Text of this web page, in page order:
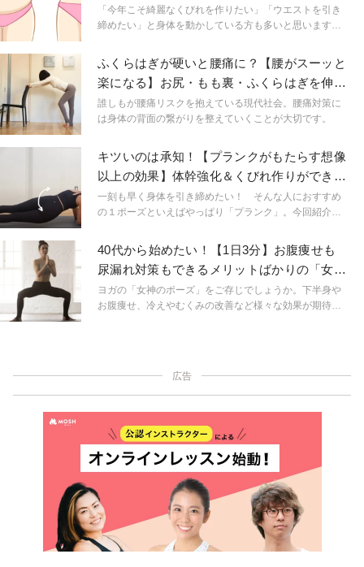
か？
ズ
「今年こそ綺麗なくびれを作りたい」「ウエストを引き
締めたい」と身体を動かしている方も多いと思います。
ニングばかりしていませんか？実は「内もも」を意識し
て使うことでより綺麗に引き締まったくびれが作れま
す。
ふくらはぎが硬いと腰痛に？【腰がスーッと
楽になる】お尻・もも裏・ふくらはぎを伸ば
す足踏みエクサ
誰しもが腰痛リスクを抱えている現代社会。腰痛対策に
は身体の背面の繋がりを整えていくことが大切です。
キツいのは承知！【プランクがもたらす想像
以上の効果】体幹強化＆くびれ作りができる
ツイストプランク
一刻も早く身体を引き締めたい！ そんな人におすすめ
の１ポーズといえばやっぱり「プランク」。今回紹介す
とができ、複数の効果が期待できるエクササイズです。
お腹周りのたるみ引き締めや、くびれを作りたい人はぜ
ひトライしてみてください。
40代から始めたい！【1日3分】お腹痩せも
尿漏れ対策もできるメリットばかりの「女神
のスクワット」
ヨガの「女神のポーズ」をご存じでしょうか。下半身や
お腹痩せ、冷えやむくみの改善など様々な効果が期待で
広告